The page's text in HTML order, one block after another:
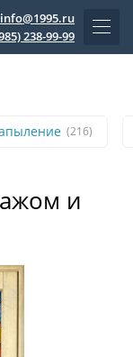
info@1995.ru
238-99-99
(216)
и